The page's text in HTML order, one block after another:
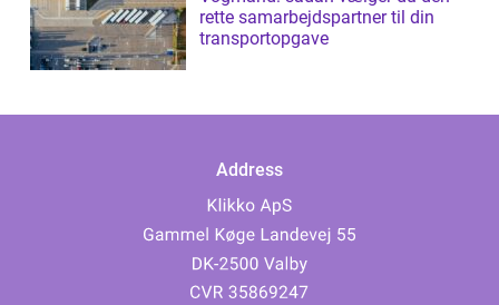
rette samarbejdspartner til din
transportopgave
Address